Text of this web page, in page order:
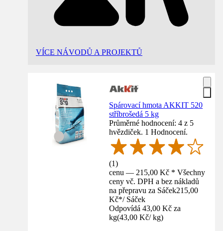
VÍCE NÁVODŮ A PROJEKTŮ
Spárovací hmota AKKIT 520
stříbrošedá 5 kg
Průměrné hodnocení: 4 z 5
hvězdiček. 1 Hodnocení.
(1)
cenu — 215,00 Kč * Všechny
ceny vč. DPH a bez nákladů
na přepravu za Sáček215,00
Kč*/ Sáček
Odpovídá 43,00 Kč za
kg(43,00 Kč/ kg)